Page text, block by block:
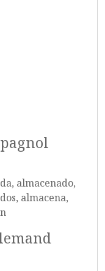
almacenado,
almacena,